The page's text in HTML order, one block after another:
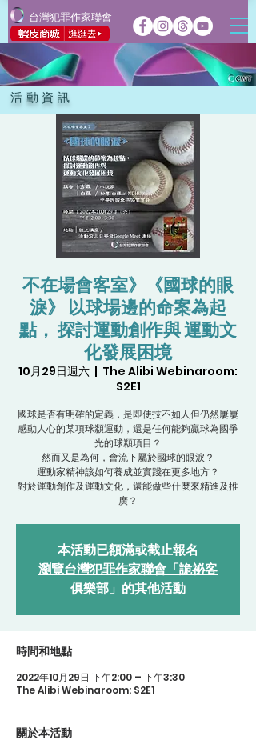
台灣犯罪作家聯會
活動資訊
不在場會客室》《國球的眼
淚》 以球場邊的命案為起
點， 探討運動創作與 運動文
化發展困境
10月29日週六
  |
The Alibi Webinaroom:
S2E1
國球是否有明確的定義，是即使技不如人但仍然屢屢
感動人心的某項球纇運動，還是任何能夠贏球為國爭
光的球纇項目？
然而又是為何，會流下屬於國球的眼淚？
運動家精神該如何養成並實踐在更多地方？
對於運動創作及運動文化，還能做些什麼來精進及推
廣？
本活動已額滿或截止報名
瀏覽台灣犯罪作家聯會「詭祕客
俱樂部」的其他活動
時間和地點
2022年10月29日 下午2:00 – 下午3:30
The Alibi Webinaroom: S2E1
關於本活動